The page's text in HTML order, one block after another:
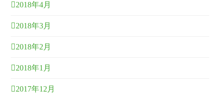
2018年4月
2018年3月
2018年2月
2018年1月
2017年12月